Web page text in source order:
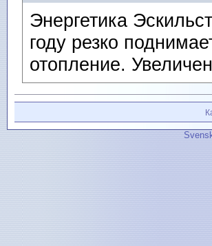
Энергетика
году резко
отопление.